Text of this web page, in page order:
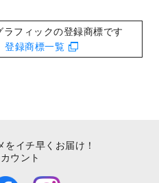
の解像度
を引き上げまし
ラフィックの登録商標です
登録商標一覧
イチ早くお届け！
ウント